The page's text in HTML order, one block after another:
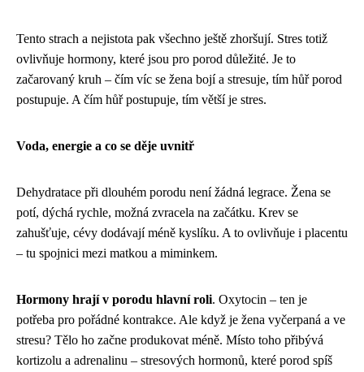
Tento strach a nejistota pak všechno ještě zhoršují. Stres totiž
ovlivňuje hormony, které jsou pro porod důležité. Je to
začarovaný kruh – čím víc se žena bojí a stresuje, tím hůř porod
postupuje. A čím hůř postupuje, tím větší je stres.
Voda, energie a co se děje uvnitř
Dehydratace při dlouhém porodu není žádná legrace. Žena se
potí, dýchá rychle, možná zvracela na začátku. Krev se
zahušťuje, cévy dodávají méně kyslíku. A to ovlivňuje i placentu
– tu spojnici mezi matkou a miminkem.
Hormony hrají v porodu hlavní roli. Oxytocin – ten je
potřeba pro pořádné kontrakce. Ale když je žena vyčerpaná a ve
stresu? Tělo ho začne produkovat méně. Místo toho přibývá
kortizolu a adrenalinu – stresových hormonů, které porod spíš